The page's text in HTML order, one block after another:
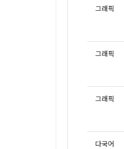
그래픽
그래픽
그래픽
다국어